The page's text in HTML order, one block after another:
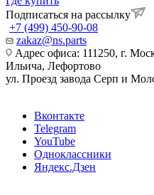
Подписаться на рассылку
+7 (499) 450-90-08
zakaz@ns.parts
Адрес офиса: 111250, г.
Ильича, Лефортово
ул. Проезд завода Серп и
Вконтакте
Telegram
YouTube
Одноклассники
Яндекс.Дзен